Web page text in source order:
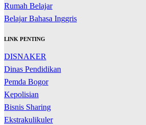
Rumah Belajar
Belajar Bahasa Inggris
LINK PENTING
DISNAKER
Dinas Pendidikan
Pemda Bogor
Kepolisian
Bisnis Sharing
Ekstrakulikuler